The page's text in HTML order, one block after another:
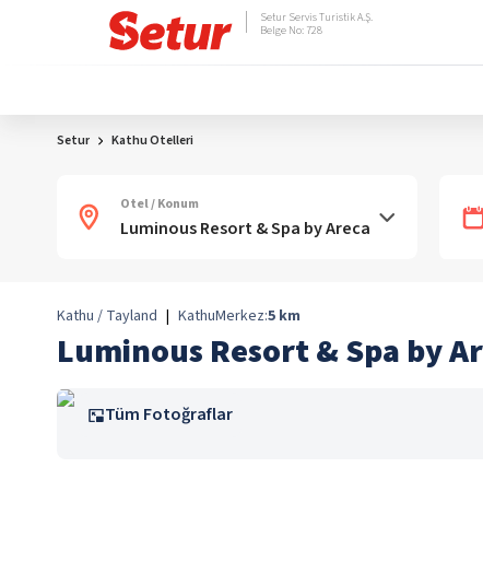
Setur Servis Turistik A.Ş.
Belge No: 728
Setur Kathu Otelleri
Otel / Konum
Kathu / Tayland | KathuMerkez:5 km
Luminous Resort & Spa by
Tüm Fotoğraflar